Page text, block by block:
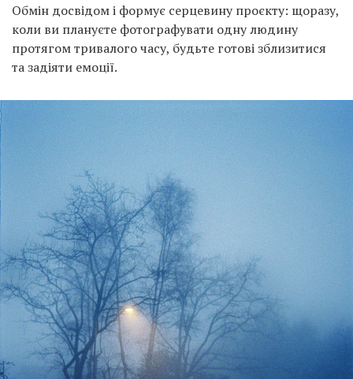
Обмін досвідом і формує серцевину проєкту: щоразу,
коли ви плануєте фотографувати одну людину
протягом тривалого часу, будьте готові зблизитися
та задіяти емоції.